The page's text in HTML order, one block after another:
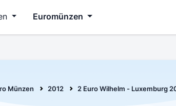
Euromünzen
Münzen 2012 2 Euro Wilhelm - Luxemburg